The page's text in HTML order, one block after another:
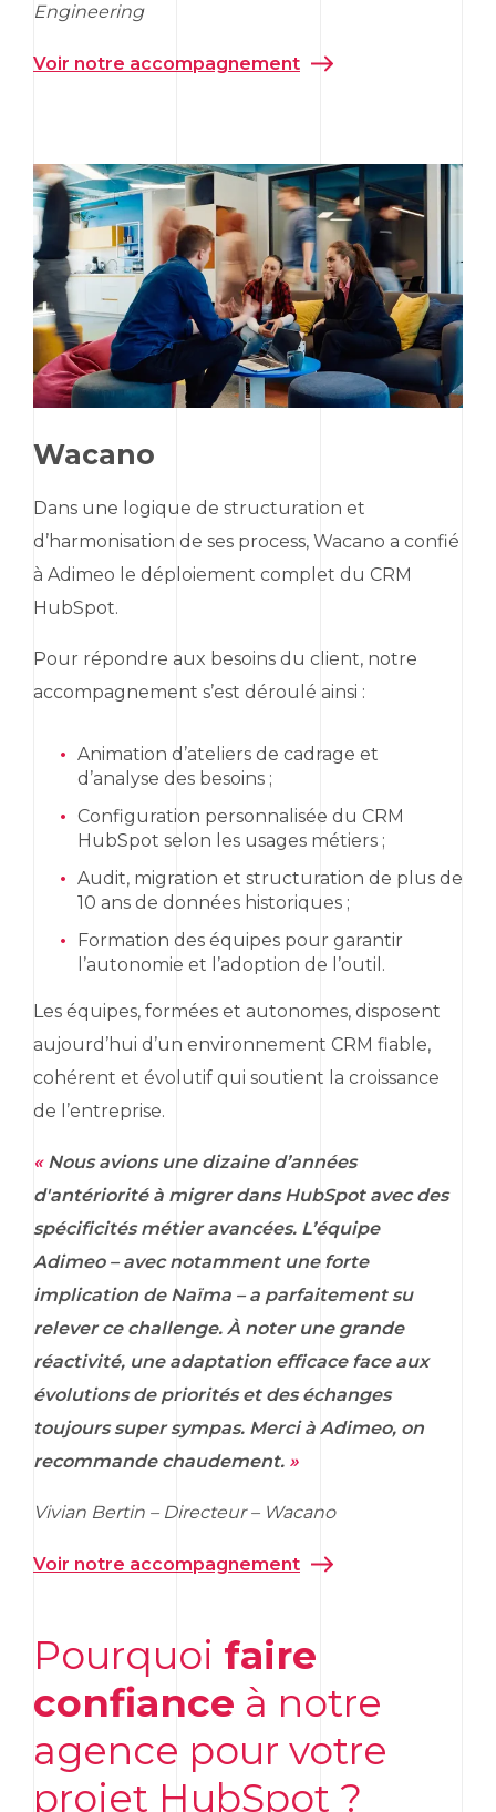
Engineering
Voir notre accompagnement
Wacano
Dans une logique de structuration et
d’harmonisation de ses process, Wacano a confié
à Adimeo le déploiement complet du CRM
HubSpot.
Pour répondre aux besoins du client, notre
accompagnement s’est déroulé ainsi :
Animation d’ateliers de cadrage et
d’analyse des besoins ;
Configuration personnalisée du CRM
HubSpot selon les usages métiers ;
Audit, migration et structuration de plus de
10 ans de données historiques ;
Formation des équipes pour garantir
l’autonomie et l’adoption de l’outil.
Les équipes, formées et autonomes, disposent
aujourd’hui d’un environnement CRM fiable,
cohérent et évolutif qui soutient la croissance
de l’entreprise.
«Nous avions une dizaine d’années
d'antériorité à migrer dansHubSpotavec des
spécificités métier avancées. L’équipe
Adimeo – avec notamment une forte
implication de Naïma – a parfaitement su
relever ce challenge. À noter une grande
réactivité, une adaptation efficace face aux
évolutions de priorités et des échanges
toujours super sympas. Merci à Adimeo, on
recommande chaudement. »
Vivian Bertin – Directeur– Wacano
Voir notre accompagnement
Pourquoi faire
confiance à notre
agence pour votre
projet HubSpot ?